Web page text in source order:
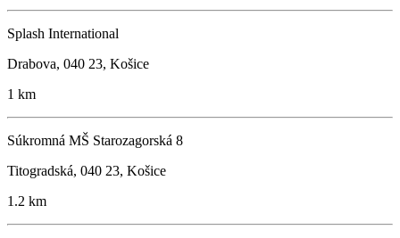
Splash International
Drabova, 040 23, Košice
1 km
Súkromná MŠ Starozagorská 8
Titogradská, 040 23, Košice
1.2 km